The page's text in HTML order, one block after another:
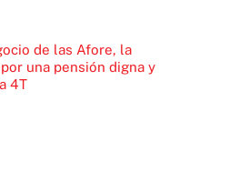
de las Afore, la
una pensión digna y
4T